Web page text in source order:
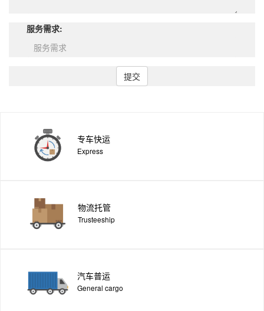
服务需求:
提交
专车快运
Express
物流托管
Trusteeship
汽车普运
General cargo